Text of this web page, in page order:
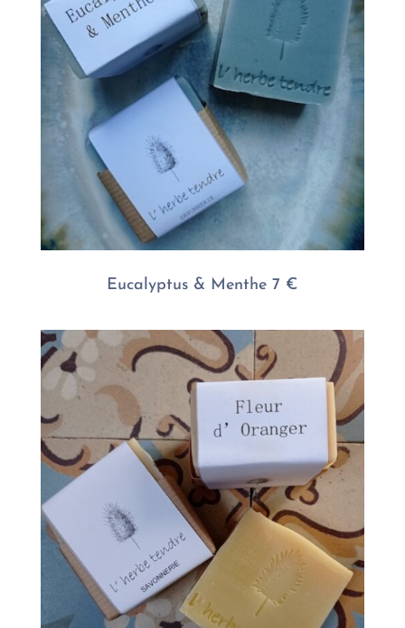
Eucalyptus & Menthe 7 €